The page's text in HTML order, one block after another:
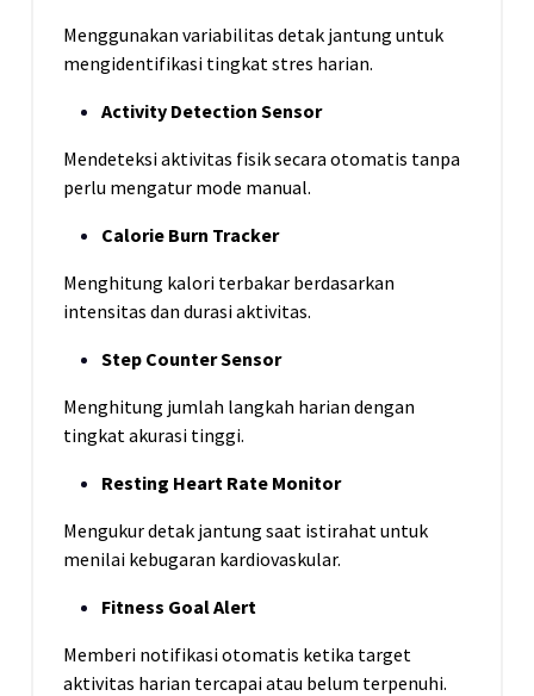
Menggunakan variabilitas detak jantung untuk
mengidentifikasi tingkat stres harian.
Activity Detection Sensor
Mendeteksi aktivitas fisik secara otomatis tanpa
perlu mengatur mode manual.
Calorie Burn Tracker
Menghitung kalori terbakar berdasarkan
intensitas dan durasi aktivitas.
Step Counter Sensor
Menghitung jumlah langkah harian dengan
tingkat akurasi tinggi.
Resting Heart Rate Monitor
Mengukur detak jantung saat istirahat untuk
menilai kebugaran kardiovaskular.
Fitness Goal Alert
Memberi notifikasi otomatis ketika target
aktivitas harian tercapai atau belum terpenuhi.